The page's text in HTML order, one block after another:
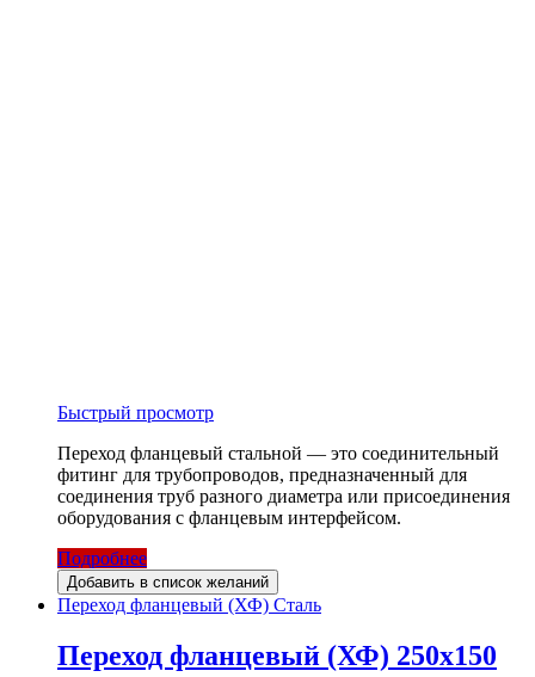
Быстрый просмотр
Переход фланцевый стальной — это соединительный
фитинг для трубопроводов, предназначенный для
соединения труб разного диаметра или присоединения
оборудования с фланцевым интерфейсом.
Подробнее
Добавить в список желаний
Переход фланцевый (ХФ) Сталь
Переход фланцевый (ХФ) 250х150